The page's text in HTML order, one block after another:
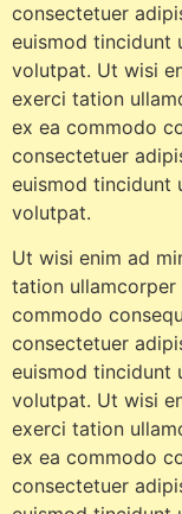
consectetuer
euismod tincidunt
volutpat. Ut wisi
exerci tation
ex ea commodo
consectetuer
euismod tincidunt
volutpat.
Ut wisi enim ad
tation
commodo
consectetuer
euismod tincidunt
volutpat. Ut wisi
exerci tation
ex ea commodo
consectetuer